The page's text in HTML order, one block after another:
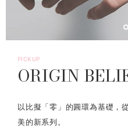
PICKUP
ORIGIN
以比擬「零」的圓環為基礎，
美的新系列。